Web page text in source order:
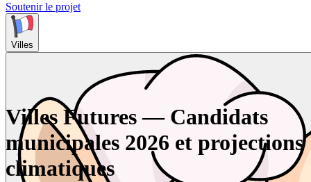
Soutenir le projet
Villes
Villes Futures — Candidats
municipales 2026 et projections
climatiques